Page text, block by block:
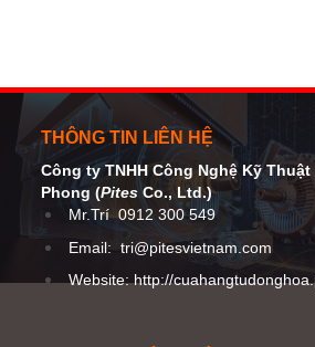
THÔNG TIN LIÊN HỆ
Công ty TNHH Công Nghệ Kỹ Thuật
Phong (Pites Co., Ltd.)
Mr.Trí 0912 300 549
Email:tri@pitesvietnam.com
Website: http://